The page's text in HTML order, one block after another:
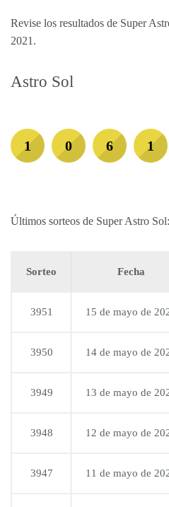
Revise los resultados de Super
2021.
Astro Sol
1 0 6 1
Últimos sorteos de Super Astro Sol:
Sorteo Fecha
3951 15 de mayo de
3950 14 de mayo de
3949 13 de mayo de
3948 12 de mayo de
3947 11 de mayo de